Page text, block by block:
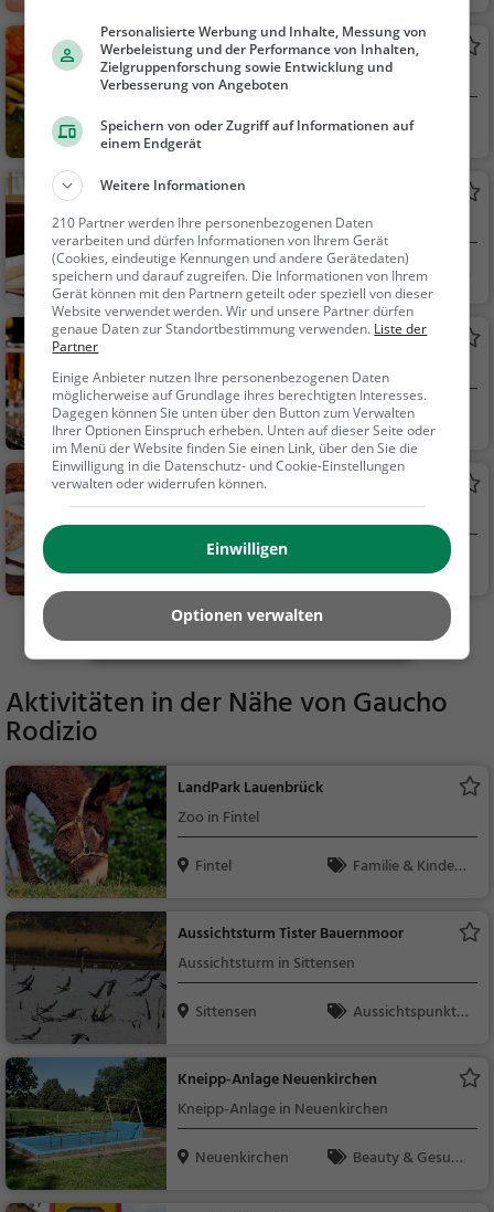
Kuchen, Frühstück, G
ebäck / Teigwaren
La Piazza
Italienisches Restaurant in Scheeßel
Scheeßel
Restaurant, Italie
h, Mediterran
Jeersdorfer Hof
Restaurant in Scheeßel
Scheeßel
Restaurant, Aben
dessen, Mittagessen
Hanschen Harm
Kneipe in Scheeßel
Scheeßel
Bar, Bier, Wein, Sn
acks / Getränke
Cafe Landhof
Café in Fintel
Café, Restaurant,
Kaffee / Kuchen, Früh
stück, Gebäck / Teig
waren, Bistro, Snacks
/ Getränke
Mehr Gaststätten in Scheeßel finden
Aktivitäten in der Nähe vonGaucho
Rodizio
LandPark Lauenbrück
Zoo in Fintel
Fintel
Familie & Kinder,
Aussichtsturm Tister Bauernmoor
Aussichtsturm in Sittensen
Sittensen
Aussichtspunkt, F
Kneipp-Anlage Neuenkirchen
Kneipp-Anlage in Neuenkirchen
Neuenkirchen
Beauty & Gesund
Personalisierte Werbung und Inhalte, Messung von
Werbeleistung und der Performance von Inhalten,
Zielgruppenforschung sowie Entwicklung und
Verbesserung von Angeboten
Speichern von oder Zugriff auf Informationen auf
einem Endgerät
Weitere Informationen
210 Partner werden Ihre personenbezogenen Daten
verarbeiten und dürfen Informationen von Ihrem Gerät
(Cookies, eindeutige Kennungen und andere Gerätedaten)
speichern und darauf zugreifen. Die Informationen von Ihrem
Gerät können mit den Partnern geteilt oder speziell von dieser
Website verwendet werden. Wir und unsere Partner dürfen
genaue Daten zur Standortbestimmung verwenden. Liste der
Partner
Einige Anbieter nutzen Ihre personenbezogenen Daten
möglicherweise auf Grundlage ihres berechtigten Interesses.
Dagegen können Sie unten über den Button zum Verwalten
Ihrer Optionen Einspruch erheben. Unten auf dieser Seite oder
im Menü der Website finden Sie einen Link, über den Sie die
Einwilligung in die Datenschutz- und Cookie-Einstellungen
verwalten oder widerrufen können.
Einwilligen
Optionen verwalten